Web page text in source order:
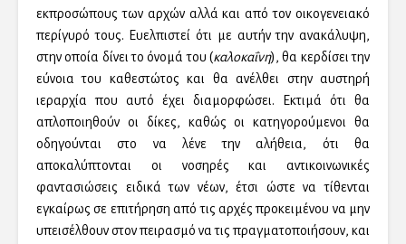
εκπροσώπους των αρχών αλλά και από τον οικογενειακό
περίγυρό τους. Ευελπιστεί ότι με αυτήν την ανακάλυψη,
στην οποία δίνει το όνομά του (καλοκαΐνη), θα κερδίσει την
εύνοια του καθεστώτος και θα ανέλθει στην αυστηρή
ιεραρχία που αυτό έχει διαμορφώσει. Εκτιμά ότι θα
απλοποιηθούν οι δίκες, καθώς οι κατηγορούμενοι θα
οδηγούνται στο να λένε την αλήθεια, ότι θα
αποκαλύπτονται οι νοσηρές και αντικοινωνικές
φαντασιώσεις ειδικά των νέων, έτσι ώστε να τίθενται
εγκαίρως σε επιτήρηση από τις αρχές προκειμένου να μην
υπεισέλθουν στον πειρασμό να τις πραγματοποιήσουν, και